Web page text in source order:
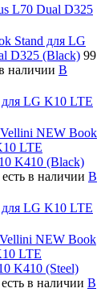
L70 Dual D325
Stand для LG
D325 (Black) 99
наличии В
LG K10 LTE
NEW Book
LTE
K410 (Black)
в наличии В
LG K10 LTE
NEW Book
LTE
K410 (Steel)
в наличии В